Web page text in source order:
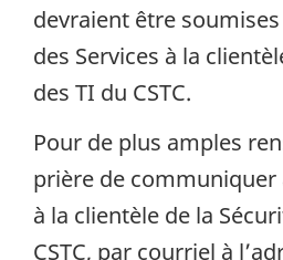
devraient être
des Services à la
des TI du CSTC.
Pour de plus amples
prière de communiquer
à la clientèle de la
CSTC, par courriel à